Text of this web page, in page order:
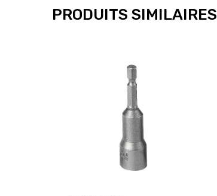
PRODUITS SIMILAIRES